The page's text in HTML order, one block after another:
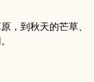
，到秋天的芒草、